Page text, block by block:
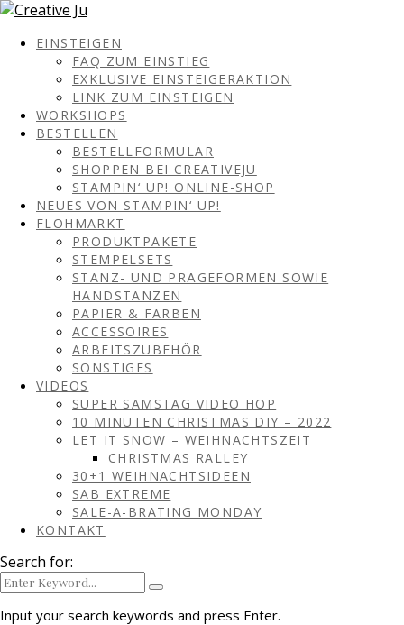
EINSTEIGEN
FAQ ZUM EINSTIEG
EXKLUSIVE EINSTEIGERAKTION
LINK ZUM EINSTEIGEN
WORKSHOPS
BESTELLEN
BESTELLFORMULAR
SHOPPEN BEI CREATIVEJU
STAMPIN‘ UP! ONLINE-SHOP
NEUES VON STAMPIN‘ UP!
FLOHMARKT
PRODUKTPAKETE
STEMPELSETS
STANZ- UND PRÄGEFORMEN SOWIE
HANDSTANZEN
PAPIER & FARBEN
ACCESSOIRES
ARBEITSZUBEHÖR
SONSTIGES
VIDEOS
SUPER SAMSTAG VIDEO HOP
10 MINUTEN CHRISTMAS DIY – 2022
LET IT SNOW – WEIHNACHTSZEIT
CHRISTMAS RALLEY
30+1 WEIHNACHTSIDEEN
SAB EXTREME
SALE-A-BRATING MONDAY
KONTAKT
Search for:
Input your search keywords and press Enter.